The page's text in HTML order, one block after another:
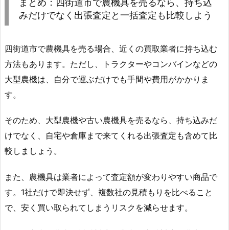
みだけでなく出張査定と一括査定も比較しよう
四街道市で農機具を売る場合、近くの買取業者に持ち込む
方法もあります。ただし、トラクターやコンバインなどの
大型農機は、自分で運ぶだけでも手間や費用がかかりま
す。
そのため、大型農機や古い農機具を売るなら、持ち込みだ
けでなく、自宅や倉庫まで来てくれる出張査定も含めて比
較しましょう。
また、農機具は業者によって査定額が変わりやすい商品で
す。1社だけで即決せず、複数社の見積もりを比べること
で、安く買い取られてしまうリスクを減らせます。